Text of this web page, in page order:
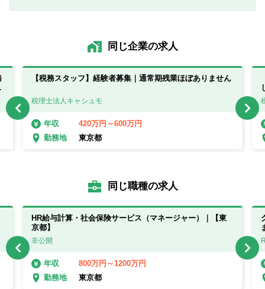
同じ企業の求人
【税務スタッフ】経験者募集｜通常期残業ほぼありません
税理士法人キャシュモ
年収
420万円～600万円
勤務地
東京都
同じ職種の求人
HR給与計算・社会保険サービス（マネージャー）｜【東
京都】
非公開
年収
800万円～1200万円
勤務地
東京都